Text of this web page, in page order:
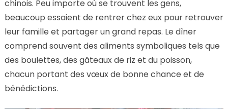
chinois. Peu importe où se trouvent les gens,
beaucoup essaient de rentrer chez eux pour retrouver
leur famille et partager un grand repas. Le dîner
comprend souvent des aliments symboliques tels que
des boulettes, des gâteaux de riz et du poisson,
chacun portant des vœux de bonne chance et de
bénédictions.